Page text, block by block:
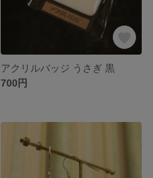
アクリルバッジ うさぎ 黒
700円